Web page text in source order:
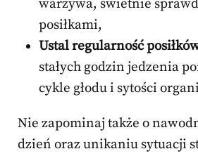
warzywa, świetnie
posiłkami,
Ustal regularność
stałych godzin jedzenia
cykle głodu i sytości
Nie zapominaj także o
dzień oraz unikaniu sytuacji